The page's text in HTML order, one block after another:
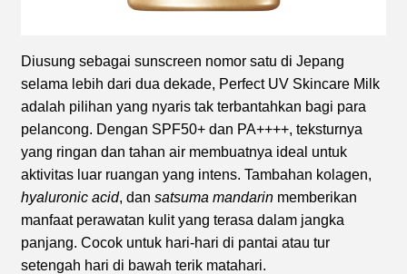
Diusung sebagai sunscreen nomor satu di Jepang
selama lebih dari dua dekade, Perfect UV Skincare Milk
adalah pilihan yang nyaris tak terbantahkan bagi para
pelancong. Dengan SPF50+ dan PA++++, teksturnya
yang ringan dan tahan air membuatnya ideal untuk
aktivitas luar ruangan yang intens. Tambahan kolagen,
hyaluronic acid, dan satsuma mandarin memberikan
manfaat perawatan kulit yang terasa dalam jangka
panjang. Cocok untuk hari-hari di pantai atau tur
setengah hari di bawah terik matahari.